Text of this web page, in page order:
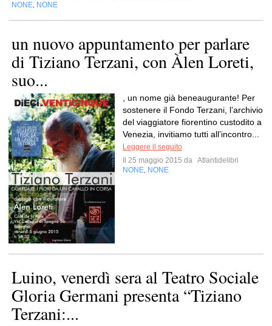
NONE NONE
un nuovo appuntamento per parlare
di Tiziano Terzani, con Àlen Loreti,
suo...
, un nome già beneaugurante! Per
sostenere il Fondo Terzani, l’archivio
del viaggiatore fiorentino custodito a
Venezia, invitiamo tutti all’incontro...
Leggere il seguito
Il 25 maggio 2015 da Atlantidelibri
NONE NONE
Luino, venerdì sera al Teatro Sociale
Gloria Germani presenta “Tiziano
Terzani:...